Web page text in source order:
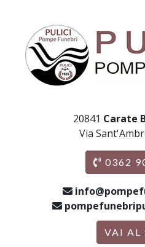
20841 Carate
Via
0362
VAI AL